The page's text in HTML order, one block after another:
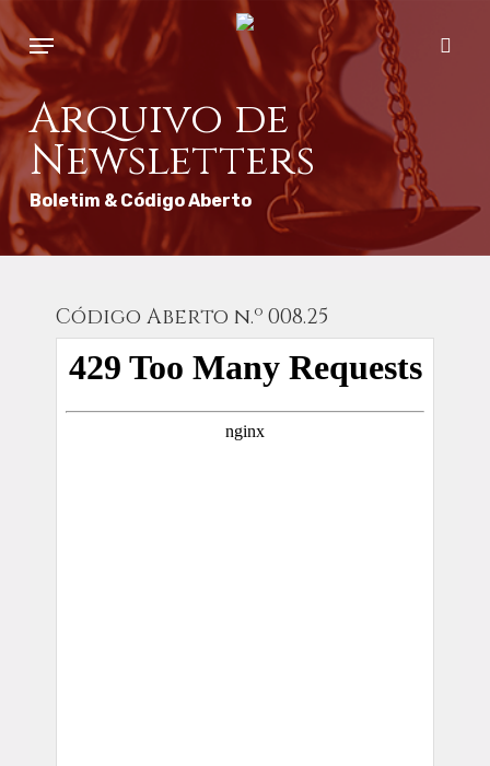
Skip
to
main
content
Menu
Arquivo de
Newsletters
Boletim & Código Aberto
Código Aberto n.º 008.25